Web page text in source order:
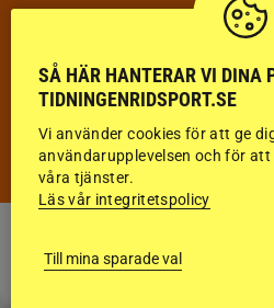
KÖRNING
DISTANS
SÅ HÄR HANTERAR VI DINA
TIDNINGENRIDSPORT.SE
Vi använder cookies för att ge
användarupplevelsen och för
våra tjänster.
Läs vår integritetspolicy
Till mina sparade val